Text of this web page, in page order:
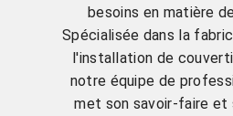
besoins en matière
Spécialisée dans la
l'installation de
notre équipe de
met son savoir-faire et